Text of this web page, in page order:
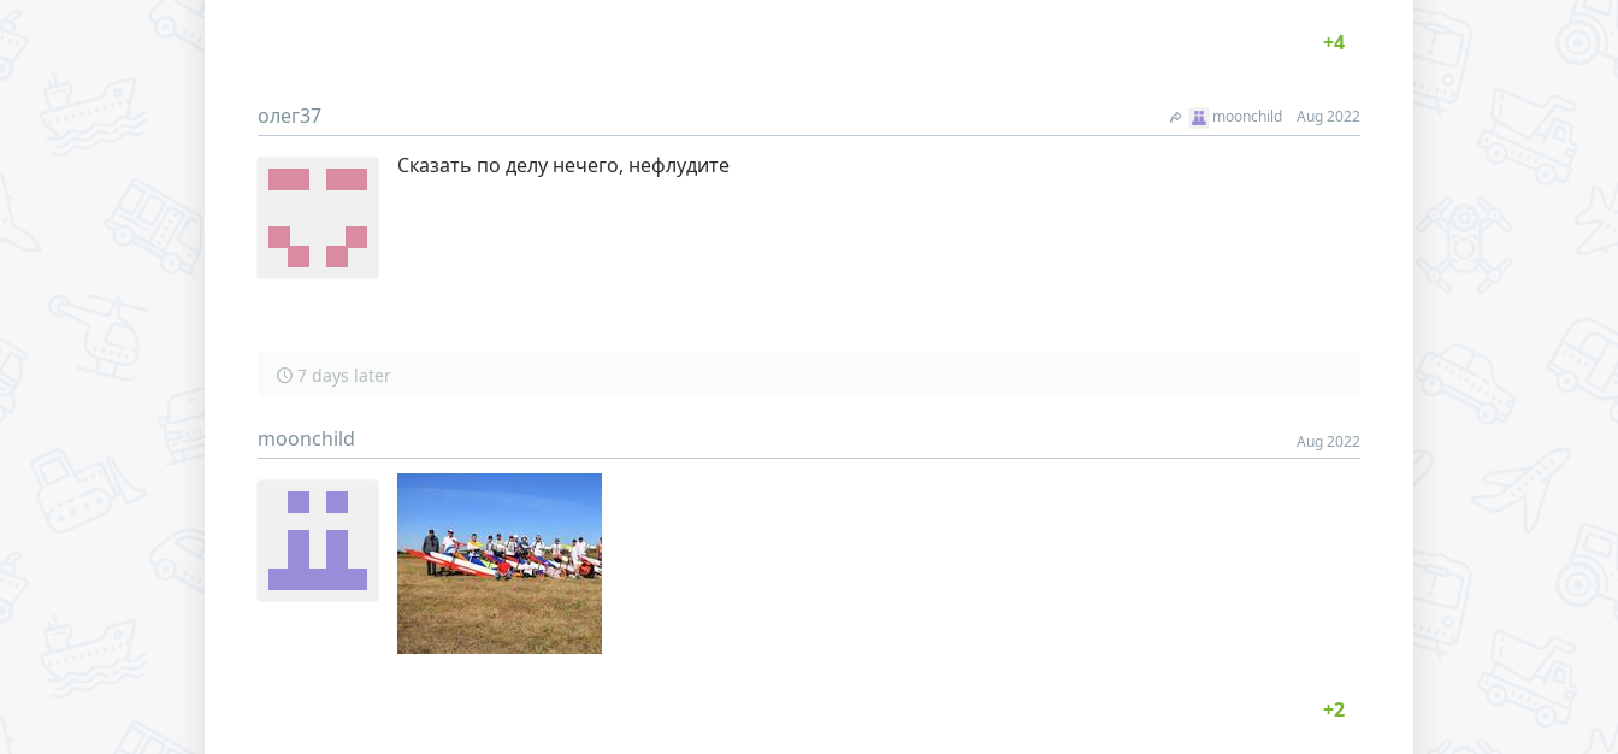
олег37 moonchild Aug 2022
Сказать по делу нечего, нефлудите
7 days later
moonchild Aug 2022